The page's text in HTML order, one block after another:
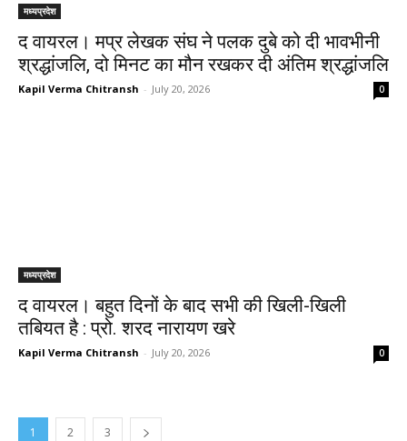
मध्यप्रदेश
द वायरल। मप्र लेखक संघ ने पलक दुबे को दी भावभीनी
श्रद्धांजलि, दो मिनट का मौन रखकर दी अंतिम श्रद्धांजलि
Kapil Verma Chitransh - July 20, 2026 0
मध्यप्रदेश
द वायरल। बहुत दिनों के बाद सभी की खिली-खिली
तबियत है : प्रो. शरद नारायण खरे
Kapil Verma Chitransh - July 20, 2026 0
1 2 3